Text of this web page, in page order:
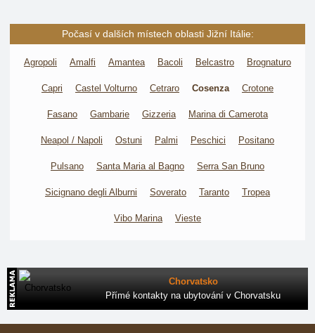
Počasí v dalších místech oblasti Jižní Itálie:
Agropoli Amalfi Amantea Bacoli Belcastro Brognaturo
Capri Castel Volturno Cetraro Cosenza Crotone
Fasano Gambarie Gizzeria Marina di Camerota
Neapol / Napoli Ostuni Palmi Peschici Positano
Pulsano Santa Maria al Bagno Serra San Bruno
Sicignano degli Alburni Soverato Taranto Tropea
Vibo Marina Vieste
Chorvatsko
Přímé kontakty na ubytování v Chorvatsku